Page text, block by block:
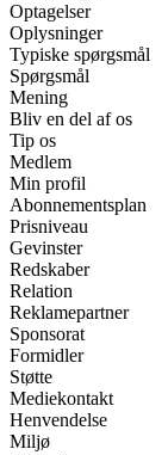
Optagelser
Oplysninger
Typiske spørgsmål
Spørgsmål
Mening
Bliv en del af os
Tip os
Medlem
Min profil
Abonnementsplan
Prisniveau
Gevinster
Redskaber
Relation
Reklamepartner
Sponsorat
Formidler
Støtte
Mediekontakt
Henvendelse
Miljø